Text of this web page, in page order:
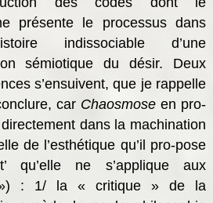
présente le processus dans
indissociable d’une
sémiotique du désir. Deux
s’ensuivent, que je rappelle
car Chaosmoseen pro-
dans la machination
de l’esthétique qu’il pro-pose
qu’elle ne s’applique aux
: 1/ la « critique » de la